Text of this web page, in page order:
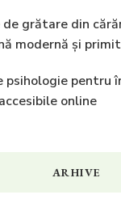
de grătare din
modernă și
psihologie pentru
online
ARHIVE